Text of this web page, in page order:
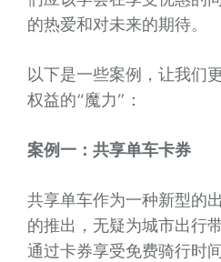
的热爱和对未来的期待。
以下是一些案例，让我们
权益的“魔力”：
案例一：共享单车卡券
共享单车作为一种新型的
的推出，无疑为城市出行
通过卡券享受免费骑行时